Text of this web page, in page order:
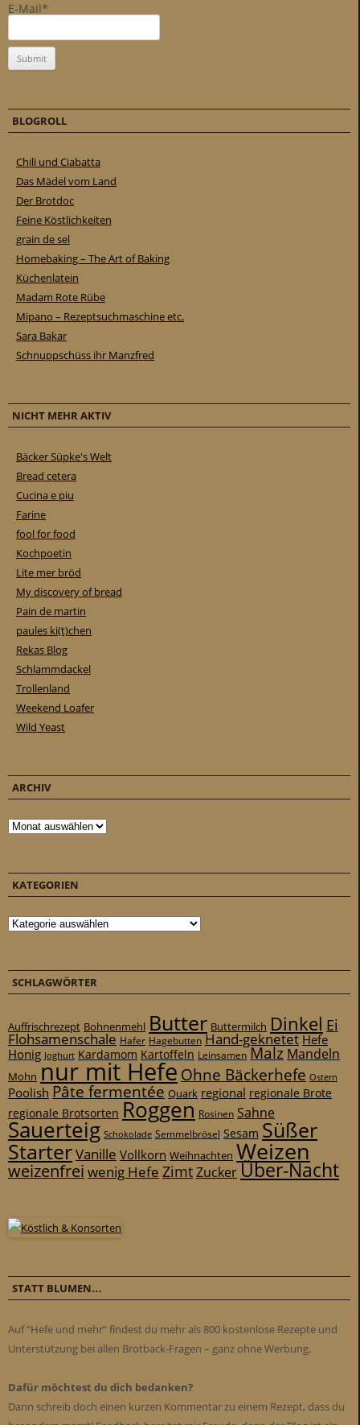
E-Mail*
BLOGROLL
Chili und Ciabatta
Das Mädel vom Land
Der Brotdoc
Feine Köstlichkeiten
grain de sel
Homebaking – The Art of Baking
Küchenlatein
Madam Rote Rübe
Mipano – Rezeptsuchmaschine etc.
Sara Bakar
Schnuppschüss ihr Manzfred
NICHT MEHR AKTIV
Bäcker Süpke's Welt
Bread cetera
Cucina e piu
Farine
fool for food
Kochpoetin
Lite mer bröd
My discovery of bread
Pain de martin
paules ki(t)chen
Rekas Blog
Schlammdackel
Trollenland
Weekend Loafer
Wild Yeast
ARCHIV
Archiv
KATEGORIEN
Kategorien
SCHLAGWÖRTER
Auffrischrezept Bohnenmehl Butter Buttermilch Dinkel Ei
Flohsamenschale Hafer Hagebutten Hand-geknetet Hefe
Honig Joghurt Kardamom Kartoffeln Leinsamen Malz Mandeln
Mohn nur mit Hefe Ohne Bäckerhefe Ostern
Poolish Pâte fermentée Quark regional regionale Brote
regionale Brotsorten Roggen Rosinen Sahne
Sauerteig Schokolade Semmelbrösel Sesam Süßer
StarterVanille Vollkorn Weihnachten Weizen
weizenfrei wenig Hefe ZimtZuckerÜber-Nacht
STATT BLUMEN…
Auf “Hefe und mehr” findest du mehr als 800 kostenlose Rezepte und
Unterstützung bei allen Brotback-Fragen – ganz ohne Werbung.
Dafür möchtest du dich bedanken?
Dann schreib doch einen kurzen Kommentar zu einem Rezept, dass du